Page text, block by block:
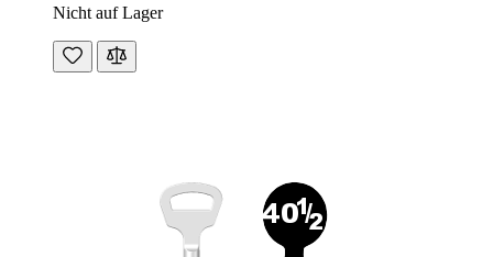
Nicht auf Lager